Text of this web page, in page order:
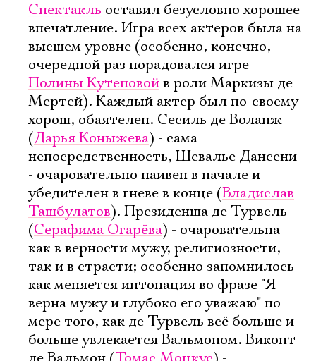
Спектакль оставил безусловно хорошее
впечатление. Игра всех актеров была на
высшем уровне (особенно, конечно,
очередной раз порадовался игре
Полины Кутеповойв роли Маркизы де
Мертей). Каждый актер был по-своему
хорош, обаятелен. Сесиль де Воланж
(Дарья Коныжева) - сама
непосредственность, Шевалье Дансени
- очаровательно наивен в начале и
убедителен в гневе в конце (Владислав
Ташбулатов). Президенша де Турвель
(Серафима Огарёва) - очаровательна
как в верности мужу, религиозности,
так и в страсти; особенно запомнилось
как меняется интонация во фразе "Я
верна мужу и глубоко его уважаю" по
мере того, как де Турвель всё больше и
больше увлекается Вальмоном. Виконт